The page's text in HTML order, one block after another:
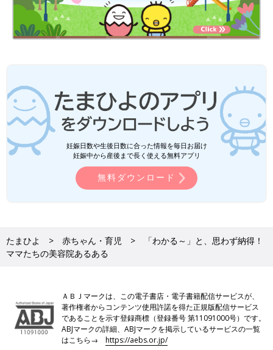
妊娠日数や生後日数に合った情報を毎日お届け
妊娠中から産後まで長く使える無料アプリ
無料ダウンロード
たまひよ 赤ちゃん・育児
「わかる～」と、思わず納得！
ママたちの美容院あるある
ＡＢＪマークは、この電子書店・電子書籍配信サービスが、
著作権者からコンテンツ使用許諾を得た正規版配信サービス
であることを示す登録商標（登録番号 第11091000号）です。
ABJマークの詳細、ABJマークを掲示しているサービスの一覧
はこちら→https://aebs.or.jp/